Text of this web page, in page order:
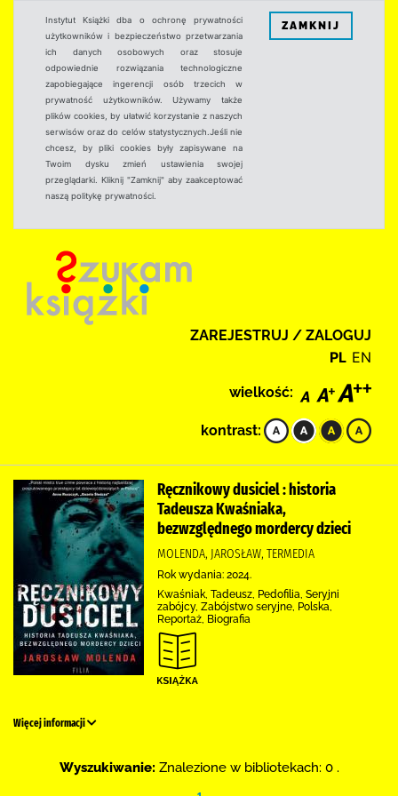
Instytut Książki dba o ochronę prywatności
użytkowników i bezpieczeństwo przetwarzania
ich danych osobowych oraz stosuje
odpowiednie rozwiązania technologiczne
zapobiegające ingerencji osób trzecich w
prywatność użytkowników. Używamy także
plików cookies, by ułatwić korzystanie z naszych
serwisów oraz do celów statystycznych.Jeśli nie
chcesz, by pliki cookies były zapisywane na
Twoim dysku zmień ustawienia swojej
przeglądarki. Kliknij "Zamknij" aby zaakceptować
naszą politykę prywatności.
ZAMKNIJ
ZAREJESTRUJ / ZALOGUJ
PL EN
wielkość:
kontrast:
Ręcznikowy dusiciel : historia
Tadeusza Kwaśniaka,
bezwzględnego mordercy dzieci
MOLENDA, JAROSŁAW, TERMEDIA
Rok wydania: 2024.
Kwaśniak, Tadeusz, Pedofilia, Seryjni
zabójcy, Zabójstwo seryjne, Polska,
Reportaż, Biografia
Więcej informacji
Wyszukiwanie: Znalezione w bibliotekach: 0 .